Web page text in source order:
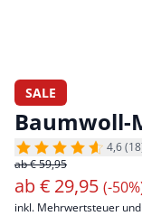
SALE
Baumwoll-
4,6
ab € 59,95
ab€ 29,95 (-
inkl. Mehrwertsteuer